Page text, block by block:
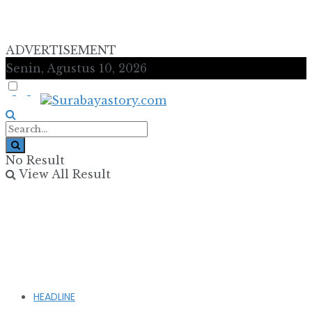
ADVERTISEMENT
Senin, Agustus 10, 2026
No Result
View All Result
HEADLINE